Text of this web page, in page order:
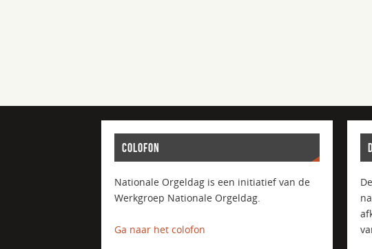
COLOFON
Nationale Orgeldag is een initiatief van de
Werkgroep Nationale Orgeldag.
Ga naar het colofon